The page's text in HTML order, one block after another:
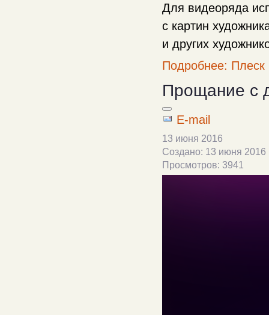
Для видеоряда
с картин
и других
Подробнее: Плеск
Прощание с
E-mail
13 июня 2016
Создано: 13 июня 2016
Просмотров: 3941